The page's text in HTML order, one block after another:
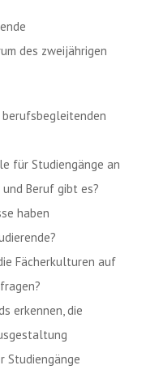
des zweijährigen
berufsbegleitenden
für Studiengänge an
Beruf gibt es?
haben
Fächerkulturen auf
erkennen, die
Studiengänge